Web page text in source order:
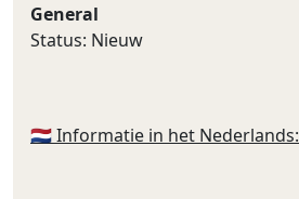
General
Status: Nieuw
🇳🇱 Informatie in het Nederlands: